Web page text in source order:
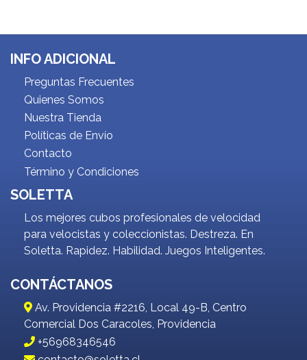
INFO ADICIONAL
Preguntas Frecuentes
Quienes Somos
Nuestra Tienda
Políticas de Envío
Contacto
Término y Condiciones
SOLETTA
Los mejores cubos profesionales de velocidad
para velocistas y coleccionistas. Destreza. En
Soletta. Rapidez. Habilidad. Juegos Inteligentes.
CONTÁCTANOS
Av. Providencia #2216, Local 49-B, Centro
Comercial Dos Caracoles, Providencia
+56968346546